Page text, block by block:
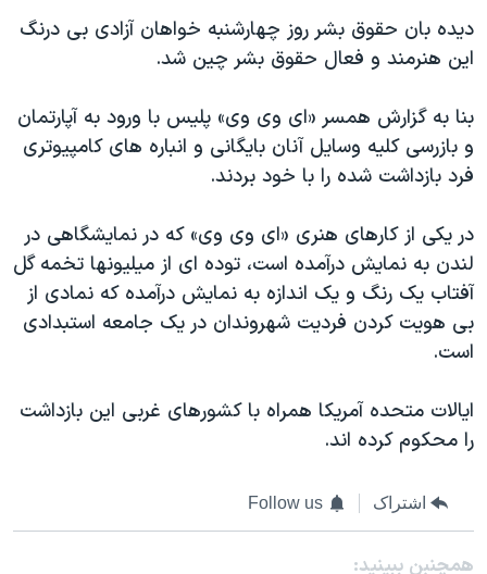
دیده بان حقوق بشر روز چهارشنبه خواهان آزادی بی درنگ
این هنرمند و فعال حقوق بشر چین شد.
بنا به گزارش همسر «ای وی وی» پلیس با ورود به آپارتمان
و بازرسی کلیه وسایل آنان بایگانی و انباره های کامپیوتری
فرد بازداشت شده را با خود بردند.
در یکی از کارهای هنری «ای وی وی» که در نمایشگاهی در
لندن به نمایش درآمده است، توده ای از میلیونها تخمه گل
آفتاب یک رنگ و یک اندازه به نمایش درآمده که نمادی از
بی هویت کردن فردیت شهروندان در یک جامعه استبدادی
است.
ایالات متحده آمریکا همراه با کشورهای غربی این بازداشت
را محکوم کرده اند.
اشتراک Follow us
همچنبن ببینید: